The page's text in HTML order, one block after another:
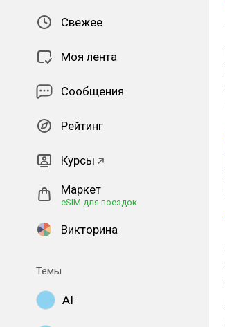
Свежее
Моя лента
Сообщения
Рейтинг
Курсы
Маркет
eSIM для поездок
Викторина
Темы
AI